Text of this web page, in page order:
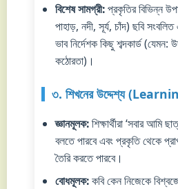
বিশেষ সামগ্রী:প্রকৃতির বিভিন্ন
পাহাড়, নদী, সূর্য, চাঁদ) ছবি
ভাব নির্দেশক কিছু শব্দকার্ড (যেমন:
কঠোরতা)।
৩. শিখনের উদ্দেশ্য
জ্ঞানমূলক:শিক্ষার্থীরা ‘সবার আমি
বলতে পারবে এবং প্রকৃতি থেকে
তৈরি করতে পারবে।
বোধমূলক:কবি কেন নিজেকে